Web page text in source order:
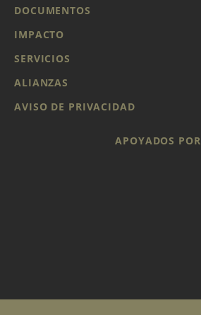
DOCUMENTOS
IMPACTO
SERVICIOS
ALIANZAS
AVISO DE PRIVACIDAD
APOYADOS POR